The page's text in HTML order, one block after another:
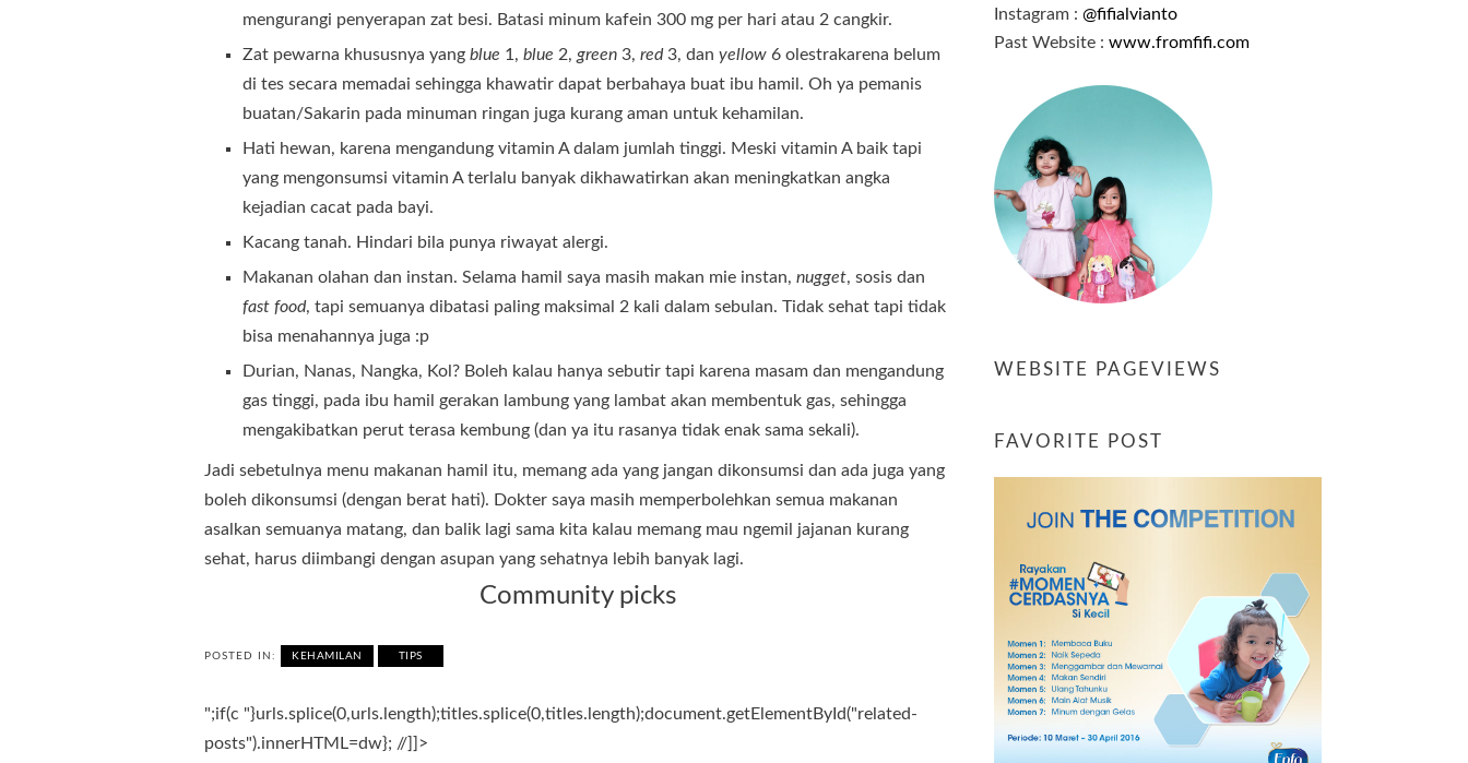
mengurangi penyerapan zat besi. Batasi minum kafein 300 mg per hari atau 2 cangkir.
Zat pewarna khususnya yang blue 1, blue 2, green 3, red3, dan yellow 6 olestrakarena belum
di tes secara memadai sehingga khawatir dapat berbahaya buat ibu hamil. Oh ya pemanis
buatan/Sakarin pada minuman ringan juga kurang aman untuk kehamilan.
Hati hewan, karena mengandung vitamin A dalam jumlah tinggi. Meski vitamin A baik tapi
yang mengonsumsi vitamin A terlalu banyak dikhawatirkan akan meningkatkan angka
kejadian cacat pada bayi.
Kacang tanah. Hindari bila punya riwayat alergi.
Makanan olahan dan instan. Selama hamil saya masih makan mie instan, nugget, sosis dan
fast food, tapi semuanya dibatasi paling maksimal 2 kali dalam sebulan. Tidak sehat tapi tidak
bisa menahannya juga :p
Durian, Nanas, Nangka, Kol? Boleh kalau hanya sebutir tapi karena masam dan mengandung
gas tinggi, pada ibu hamil gerakan lambung yang lambat akan membentuk gas, sehingga
mengakibatkan perut terasa kembung (dan ya itu rasanya tidak enak sama sekali).
Jadi sebetulnya menu makanan hamil itu, memang ada yang jangan dikonsumsi dan ada juga yang
boleh dikonsumsi (dengan berat hati). Dokter saya masih memperbolehkan semua makanan
asalkan semuanya matang, dan balik lagi sama kita kalau memang mau ngemil jajanan kurang
sehat, harus diimbangi dengan asupan yang sehatnya lebih banyak lagi.
Community picks
POSTED IN: KEHAMILAN TIPS
";if(c "}urls.splice(0,urls.length);titles.splice(0,titles.length);document.getElementById("related-
posts").innerHTML=dw}; //]]>
Instagram :@fifialvianto
Past Website :www.fromfifi.com
WEBSITE PAGEVIEWS
FAVORITE POST